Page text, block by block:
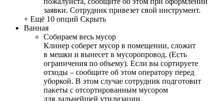
заявки. Сотрудник привезет свой инструмент.
+ Ещё 10 опций Скрыть
Ванная
Собираем весь мусор
Клинер соберет мусор в помещении, сложит
в мешки и вынесет в мусоропровод. (Есть
ограничения по объему). Если вы сортируете
отходы – сообщите об этом оператору перед
уборкой. В этом случае сотрудник подготовит
пакеты с отсортированным мусором
для дальнейшей утилизации.